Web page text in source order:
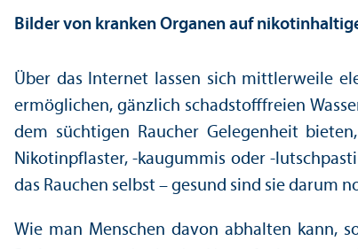
Bilder von kranken Organen auf
Über das Internet lassen sich mittlerweile
ermöglichen, gänzlich schadstofffreien
dem süchtigen Raucher Gelegenheit
Nikotinpflaster, -kaugummis oder -
das Rauchen selbst – gesund sind sie darum
Wie man Menschen davon abhalten kann,